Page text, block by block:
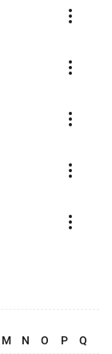
M N O P Q